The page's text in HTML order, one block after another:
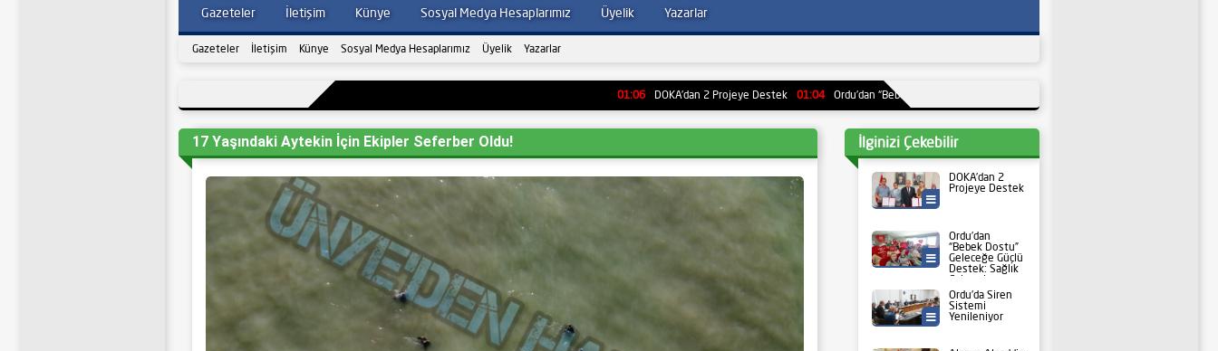
Gazeteler İletişim Künye Sosyal Medya Hesaplarımız Üyelik Yazarlar
Gazeteler İletişim Künye Sosyal Medya Hesaplarımız Üyelik Yazarlar
DOKA’dan 2 Projeye Destek 01:04 Ordu’dan “Bebek Dostu” Geleceğe Güçlü Destek: Sağlık Çalışanları Çevrim İçi
17 Yaşındaki Aytekin İçin Ekipler Seferber Oldu! İlginizi Çekebilir
DOKA’dan 2
Projeye Destek
Sağlık
Ordu’dan
“Bebek Dostu”
Geleceğe Güçlü
Destek: Sağlık
Çalışanları
Çevrim İçi
Sempozyumda
Buluştu
Ordu Valiliği
Ordu’da Siren
Sistemi
Yenileniyor